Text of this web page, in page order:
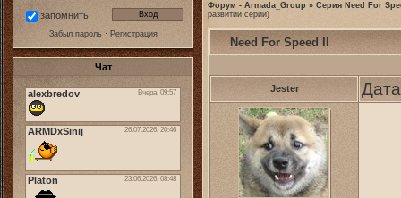
запомнить
Забыл пароль· Регистрация
Чат
Форум - Armada_Group » Серия Need For
развитии серии)
Need For Speed II
Jester